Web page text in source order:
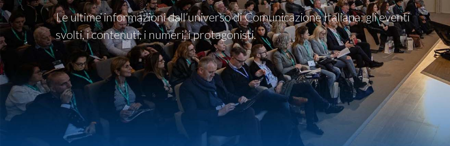
Le ultime informazioni dall’universo di Comunicazione Italiana: gli eventi
svolti, i contenuti, i numeri, i protagonisti.